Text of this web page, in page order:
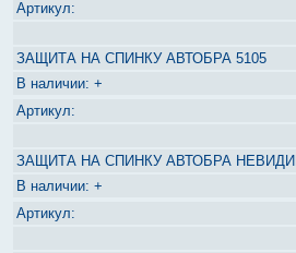
ЗАЩИТА НА СПИНКУ АВТОБРА 5105
+
ЗАЩИТА НА СПИНКУ АВТОБРА
+